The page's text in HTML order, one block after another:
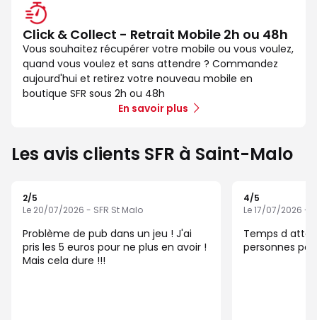
Click & Collect - Retrait Mobile 2h ou 48h
Vous souhaitez récupérer votre mobile ou vous voulez,
quand vous voulez et sans attendre ? Commandez
aujourd'hui et retirez votre nouveau mobile en
boutique SFR sous 2h ou 48h
En savoir plus
Les avis clients SFR à Saint-Malo
2/5
Le 20/07/2026 - SFR St Malo
Problème de pub dans un jeu ! J'ai
pris les 5 euros pour ne plus en avoir !
Mais cela dure !!!
4/5
Le 17/07/2026 -
Temps d
personnes